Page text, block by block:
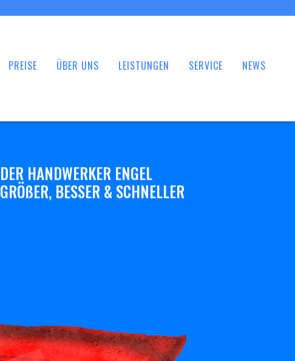
PREISE ÜBER UNS LEISTUNGEN SERVICE NEWS
DER HANDWERKER ENGEL
GRÖßER, BESSER & SCHNELLER